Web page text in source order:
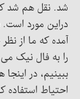
شد. نقل هم شد
دراین مورد
آمده که ما از
را به فال نیک
ببینیم، در
احتیاط